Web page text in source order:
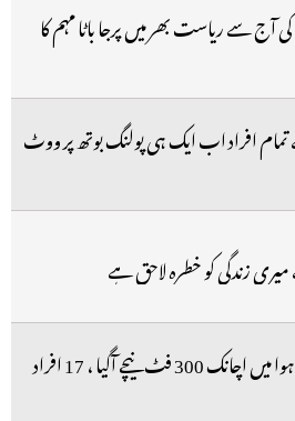
آج سے ریاست بھر میں پرجا باٹا مہم کا
افراد اب ایک ہی پولنگ بوتھ پر ووٹ
زندگی کو خطرہ لاحق ہے
ایئر انڈیا کا طیارہ ہوا میں اچانک 300 فٹ نیچے آگیا ، 17 افراد